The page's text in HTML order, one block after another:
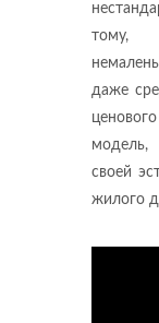
тому,
даже
модель,
своей
жилого